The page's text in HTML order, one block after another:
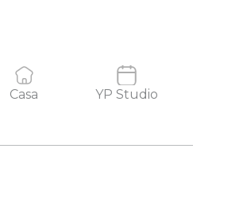
Casa YP Studio